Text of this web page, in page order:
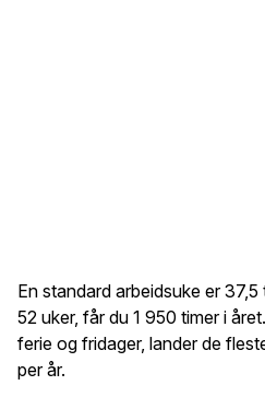
En standard arbeidsuke er
52 uker, får du 1 950 timer i
ferie og fridager, lander de
per år.